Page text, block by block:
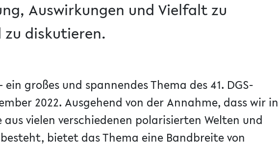
Auswirkungen und Vielfalt zu
diskutieren.
großes und spannendes Thema des 41. DGS-
2022. Ausgehend von der Annahme, dass wir in
aus vielen verschiedenen polarisierten Welten und
bietet das Thema eine Bandbreite von